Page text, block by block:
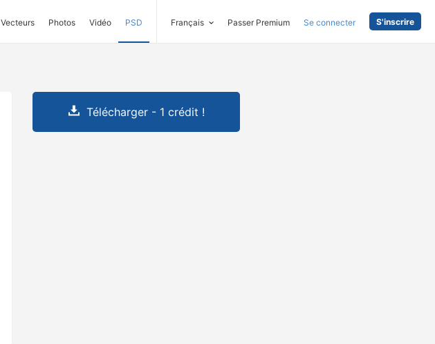
Vecteurs Photos Vidéo PSD Français Passer Premium Se connecter S'inscrire
Télécharger - 1 crédit !